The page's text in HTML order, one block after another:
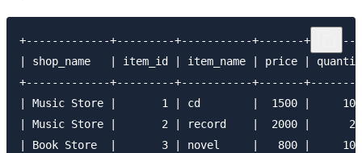
+-------------+---------+-----------+-------
| shop_name   | item_id | item_name | price |
+-------------+---------+-----------+-------
| Music Store |       1 | cd        |  1500 |
| Music Store |       2 | record    |  2000 |
| Book Store  |       3 | novel     |   800 |